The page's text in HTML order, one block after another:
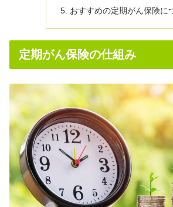
おすすめの定期がん保険に
定期がん保険の仕組み